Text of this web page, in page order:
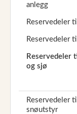
anlegg
Reservedeler
Reservedeler
Reservedeler
og sjø
Reservedeler
snøutstyr